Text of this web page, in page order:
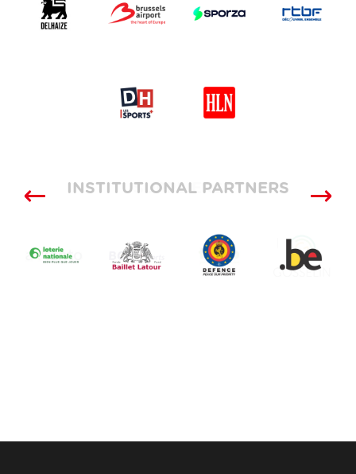
SUPPLIERS
INSTITUTIONAL PARTNERS